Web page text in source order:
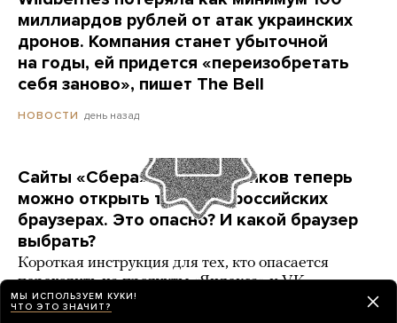
миллиардов рублей от атак украинских
дронов. Компания станет убыточной
на годы, ей придется «переизобретать
себя заново», пишет The Bell
НОВОСТИ день назад
Сайты «Сбера» и других банков теперь
можно открыть только в российских
браузерах. Это опасно? И какой браузер
выбрать?
Короткая инструкция для тех, кто опасается
переходить на продукты «Яндекса» и VK
РАЗБОР 3 карточки
МЫ ИСПОЛЬЗУЕМ КУКИ!
ЧТО ЭТО ЗНАЧИТ?